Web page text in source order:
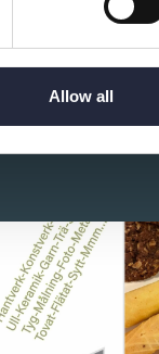
Allow all